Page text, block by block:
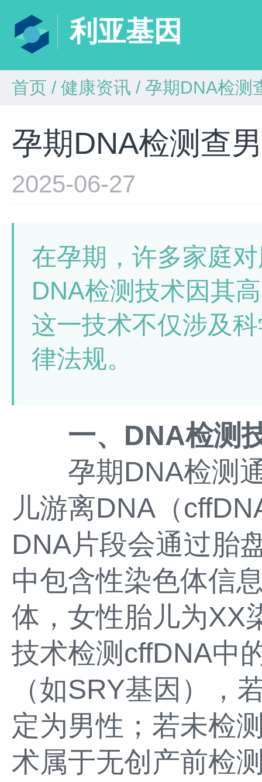
利亚基因
首页 / 健康资讯 / 孕期DNA检测
孕期DNA检测查
2025-06-27
在孕期，许多家庭
DNA检测技术因其
这一技术不仅涉及
律法规。
一、DNA检测
孕期DNA检测通
儿游离DNA（
DNA片段会通过胎
中包含性染色体信
体，女性胎儿为XX
技术检测cffDNA中
（如SRY基因），
定为男性；若未检
术属于无创产前检